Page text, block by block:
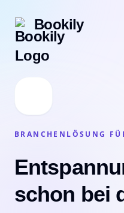
Bookily
BRANCHENLÖSUNG
schon bei